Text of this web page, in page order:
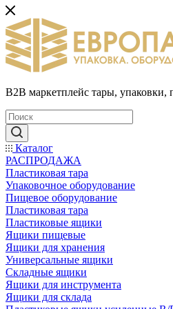
B2B маркетплейс тары, упаковки,
Каталог
РАСПРОДАЖА
Пластиковая тара
Упаковочное оборудование
Пищевое оборудование
Пластиковая тара
Пластиковые ящики
Ящики пищевые
Ящики для хранения
Универсальные ящики
Складные ящики
Ящики для инструмента
Ящики для склада